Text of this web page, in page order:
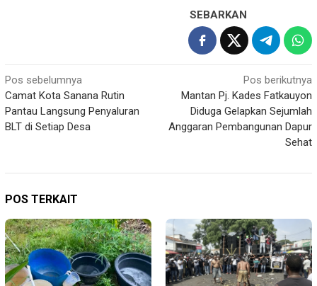
SEBARKAN
Navigasi
pos
Pos sebelumnya
Camat Kota Sanana Rutin
Pantau Langsung Penyaluran
BLT di Setiap Desa
Pos berikutnya
Mantan Pj. Kades Fatkauyon
Diduga Gelapkan Sejumlah
Anggaran Pembangunan Dapur
Sehat
POS TERKAIT